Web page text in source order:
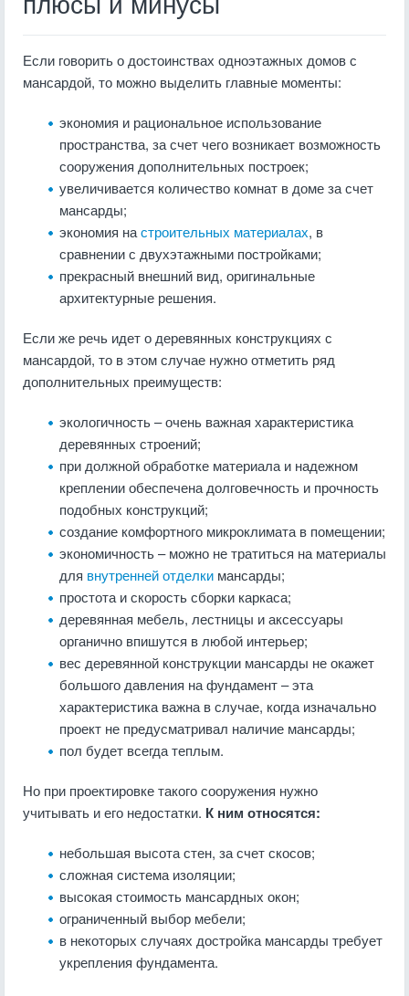
Если говорить о достоинствах одноэтажных домов с
мансардой, то можно выделить главные моменты:
экономия и рациональное использование
пространства, за счет чего возникает возможность
сооружения дополнительных построек;
увеличивается количество комнат в доме за счет
мансарды;
экономия настроительных материалах, в
сравнении с двухэтажными постройками;
прекрасный внешний вид, оригинальные
архитектурные решения.
Если же речь идет о деревянных конструкциях с
мансардой, то в этом случае нужно отметить ряд
дополнительных преимуществ:
экологичность – очень важная характеристика
деревянных строений;
при должной обработке материала и надежном
креплении обеспечена долговечность и прочность
подобных конструкций;
создание комфортного микроклимата в помещении;
экономичность – можно не тратиться на материалы
для внутренней отделки мансарды;
простота и скорость сборки каркаса;
деревянная мебель, лестницы и аксессуары
органично впишутся в любой интерьер;
вес деревянной конструкции мансарды не окажет
большого давления на фундамент – эта
характеристика важна в случае, когда изначально
проект не предусматривал наличие мансарды;
пол будет всегда теплым.
Но при проектировке такого сооружения нужно
учитывать и его недостатки. К ним относятся:
небольшая высота стен, за счет скосов;
сложная система изоляции;
высокая стоимость мансардных окон;
ограниченный выбор мебели;
в некоторых случаях достройка мансарды требует
укрепления фундамента.